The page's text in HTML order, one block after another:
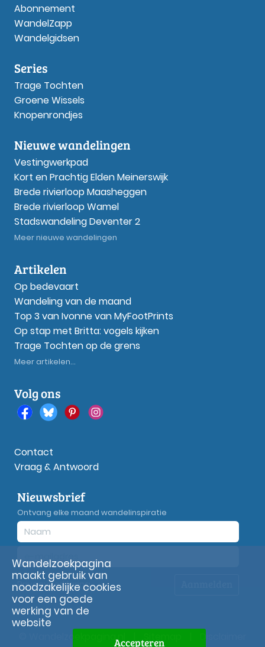
Abonnement
WandelZapp
Wandelgidsen
Series
Trage Tochten
Groene Wissels
Knopenrondjes
Nieuwe wandelingen
Vestingwerkpad
Kort en Prachtig Elden Meinerswijk
Brede rivierloop Maasheggen
Brede rivierloop Wamel
Stadswandeling Deventer 2
Meer nieuwe wandelingen
Artikelen
Op bedevaart
Wandeling van de maand
Top 3 van Ivonne van MyFootPrints
Op stap met Britta: vogels kijken
Trage Tochten op de grens
Meer artikelen...
Volg ons
Contact
Vraag & Antwoord
Nieuwsbrief
Ontvang elke maand wandelinspiratie
Privacyverklaring
© Wandelzoekpagina.nl
Wandelzoekpagina
maakt gebruik van
noodzakelijke cookies
voor een goede
werking van de
website
Accepteren